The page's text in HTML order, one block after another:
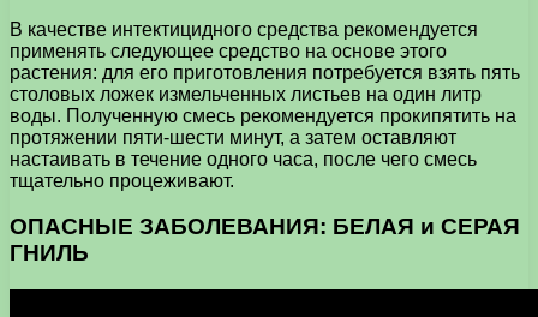
В качестве интектицидного средства рекомендуется
применять следующее средство на основе этого
растения: для его приготовления потребуется взять пять
столовых ложек измельченных листьев на один литр
воды. Полученную смесь рекомендуется прокипятить на
протяжении пяти-шести минут, а затем оставляют
настаивать в течение одного часа, после чего смесь
тщательно процеживают.
ОПАСНЫЕ ЗАБОЛЕВАНИЯ: БЕЛАЯ и СЕРАЯ
ГНИЛЬ